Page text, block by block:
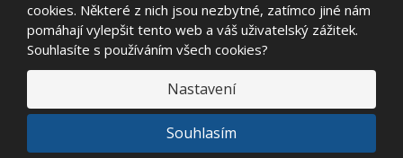
cookies. Některé z nich jsou nezbytné, zatímco jiné nám
pomáhají vylepšit tento web a váš uživatelský zážitek.
Souhlasíte s používáním všech cookies?
Nastavení
Souhlasím
© 2026, BOHEMIA ELSVIT s.r.o.
Prohlášení o přístupnosti|Ochrana osobních údajů| Mapa stránek
Á
MasterCard
Maestro